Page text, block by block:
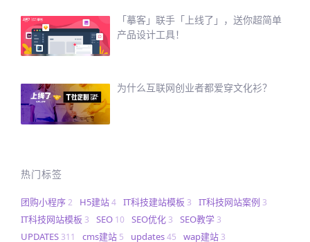
「摹客」联手「上线了」，送你超简单
产品设计工具！
为什么互联网创业者都爱穿文化衫？
热门标签
团购小程序2 H5建站4 IT科技建站模板 3 IT科技网站案例 3
IT科技网站模板 3 SEO 10 SEO优化 3 SEO教学 3
UPDATES 311 cms建站 5 updates45 wap建站 3